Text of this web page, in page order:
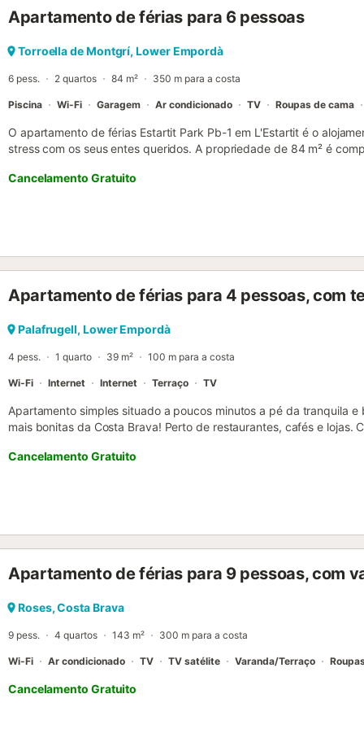
Apartamento de férias para 6 pessoas
Torroella de Montgrí, Lower Empordà
6 pess. 2 quartos 84 m² 350 m para a costa
Piscina Wi-Fi Garagem Ar condicionado TV Roupas de cama
O apartamento de férias Estartit Park Pb-1 em L'Estartit é o
stress com os seus entes queridos. A propriedade de 84 m² é
pessoas. As comodidades adicionais incluem Wi-Fi de alta
vídeo), uma televisão, ar condicionado, bem como uma máquina
acesso a uma área exterior partilhada com uma piscina. Está
numa garagem. É permitido um máximo de 2 animais de
piscina, a rega do jardim ou limitar a utilização da água da
Cancelamento Gratuito
Apartamento de férias para 4 pessoas, com
Palafrugell, Lower Empordà
4 pess. 1 quarto 39 m² 100 m para a costa
Wi-Fi Internet Internet Terraço TV
Apartamento simples situado a poucos minutos a pé da tranquila
mais bonitas da Costa Brava! Perto de restaurantes, cafés e lojas.
primeiro andar numa zona muito tranquila, com acesso através de
escadas que conduzem diretamente à praia. Possibilidade de
jantar simples com TV, 2 camas individuais para 2 pessoas
frigorífico, congelador, micro-ondas e forno. Cada apartamento
reservas de jovens com menos de 35 anos. Apartamento situado
Depósito de segurança (reembolsável): 150 € por reserva Serviços
Estadia gerid...
Cancelamento Gratuito
Apartamento de férias para 9 pessoas, com
Roses, Costa Brava
9 pess. 4 quartos 143 m² 300 m para a costa
Wi-Fi Ar condicionado TV TV satélite Varanda/Terraço
Cancelamento Gratuito